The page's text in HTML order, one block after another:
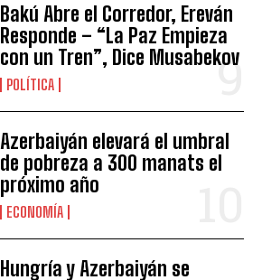
Bakú Abre el Corredor, Ereván
Responde – “La Paz Empieza
con un Tren”, Dice Musabekov
POLÍTICA
Azerbaiyán elevará el umbral
de pobreza a 300 manats el
próximo año
ECONOMÍA
Hungría y Azerbaiyán se